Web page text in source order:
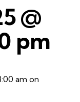
@
pm
am on